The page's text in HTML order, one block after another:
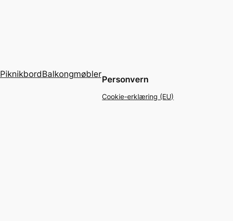
PiknikbordBalkongmøbler
Personvern
Cookie-erklæring (EU)